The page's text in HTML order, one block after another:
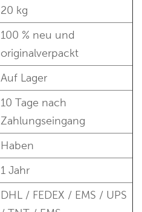
20 kg
100 % neu und
originalverpackt
Auf Lager
10 Tage nach
Zahlungseingang
Haben
1 Jahr
DHL / FEDEX / EMS / UPS